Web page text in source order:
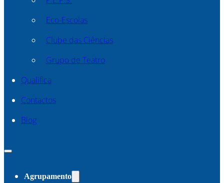
Eco-Escolas
Clube das Ciências
Grupo de Teatro
Qualifica
Contactos
Blog
Agrupamento